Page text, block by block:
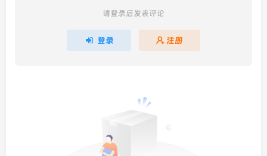
请登录后发表评论
登录 注册